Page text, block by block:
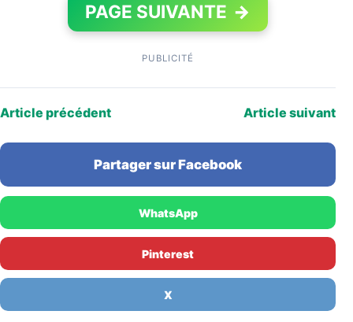
PAGE SUIVANTE →
PUBLICITÉ
Article précédent Article suivant
Partager sur Facebook
WhatsApp
Pinterest
X